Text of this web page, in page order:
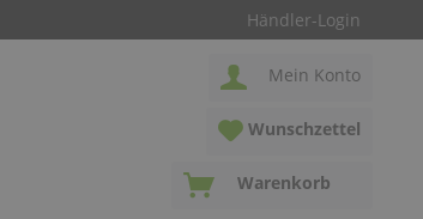
Händler-Login
Mein Konto
Wunschzettel
Warenkorb